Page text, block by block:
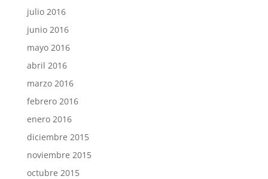
julio 2016
junio 2016
mayo 2016
abril 2016
marzo 2016
febrero 2016
enero 2016
diciembre 2015
noviembre 2015
octubre 2015